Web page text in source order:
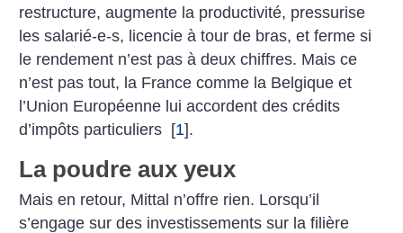
restructure, augmente la productivité, pressurise
les salarié-e-s, licencie à tour de bras, et ferme si
le rendement n’est pas à deux chiffres. Mais ce
n’est pas tout, la France comme la Belgique et
l’Union Européenne lui accordent des crédits
d’impôts particuliers [1].
La poudre aux yeux
Mais en retour, Mittal n’offre rien. Lorsqu’il
s’engage sur des investissements sur la filière